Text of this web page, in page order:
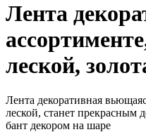
Лента
леской,
Лента декоративная
леской, станет прекрасным
бант декором на шаре